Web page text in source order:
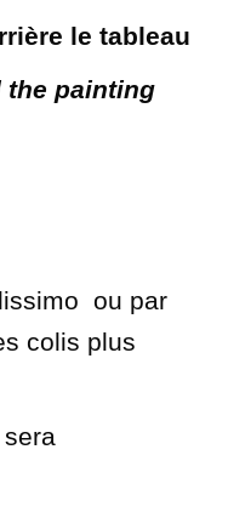
le tableau
the painting
ou par
colis plus